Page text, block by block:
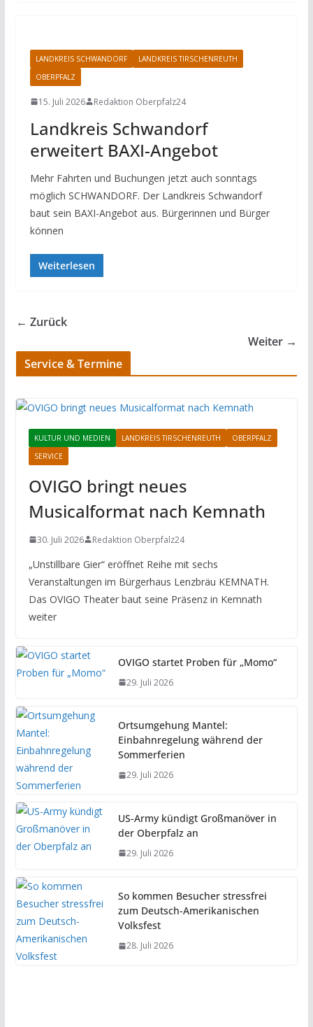
LANDKREIS SCHWANDORF
LANDKREIS TIRSCHENREUTH
OBERPFALZ
15. Juli 2026 Redaktion Oberpfalz24
Landkreis Schwandorf
erweitert BAXI-Angebot
Mehr Fahrten und Buchungen jetzt auch sonntags
möglich SCHWANDORF. Der Landkreis Schwandorf
baut sein BAXI-Angebot aus. Bürgerinnen und Bürger
können
Weiterlesen
← Zurück
Weiter →
Service & Termine
KULTUR UND MEDIEN LANDKREIS TIRSCHENREUTH
OBERPFALZ
SERVICE
OVIGO bringt neues
Musicalformat nach Kemnath
30. Juli 2026 Redaktion Oberpfalz24
„Unstillbare Gier“ eröffnet Reihe mit sechs
Veranstaltungen im Bürgerhaus Lenzbräu KEMNATH.
Das OVIGO Theater baut seine Präsenz in Kemnath
weiter
OVIGO startet Proben für „Momo“
29. Juli 2026
Ortsumgehung Mantel:
Einbahnregelung während der
Sommerferien
29. Juli 2026
US-Army kündigt Großmanöver in
der Oberpfalz an
29. Juli 2026
So kommen Besucher stressfrei
zum Deutsch-Amerikanischen
Volksfest
28. Juli 2026